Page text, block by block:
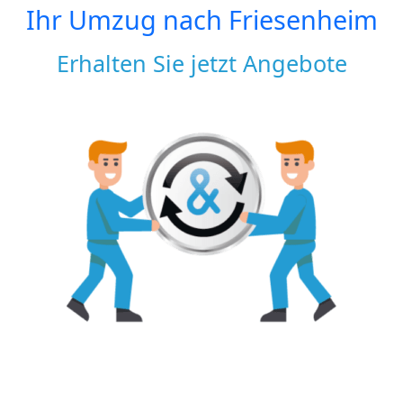
Ihr Umzug nach Friesenheim
Erhalten Sie jetzt Angebote